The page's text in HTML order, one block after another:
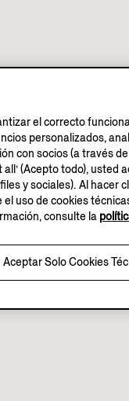
el correcto
personalizados,
con socios (a través
(Acepto todo), usted
y sociales). Al hacer
uso de cookies
consulte la
Aceptar Solo Cookies